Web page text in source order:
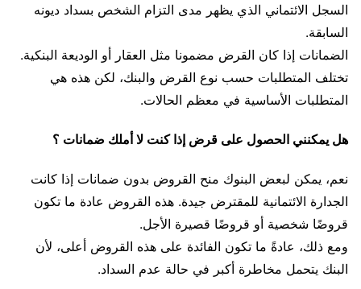
السجل الائتماني الذي يظهر مدى التزام الشخص بسداد ديونه
السابقة.
الضمانات إذا كان القرض مضمونا مثل العقار أو الوديعة البنكية.
تختلف المتطلبات حسب نوع القرض والبنك، لكن هذه هي
المتطلبات الأساسية في معظم الحالات.
هل يمكنني الحصول على قرض إذا كنت لا أملك ضمانات ؟
نعم، يمكن لبعض البنوك منح القروض بدون ضمانات إذا كانت
الجدارة الائتمانية للمقترض جيدة. هذه القروض عادة ما تكون
قروضًا شخصية أو قروضًا قصيرة الأجل.
ومع ذلك، عادةً ما تكون الفائدة على هذه القروض أعلى، لأن
البنك يتحمل مخاطرة أكبر في حالة عدم السداد.